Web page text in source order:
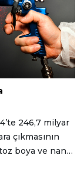
246,7 milyar
çıkmasının
boya ve nano